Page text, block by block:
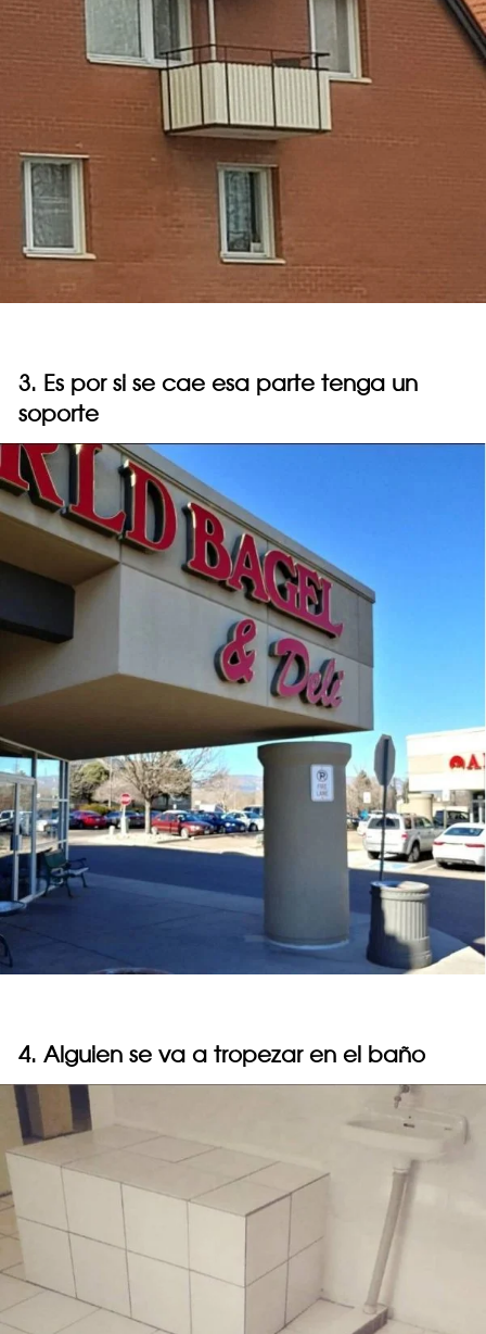
3. Es por si se cae esa parte tenga un
soporte
4. Alguien se va a tropezar en el baño